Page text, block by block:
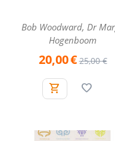
Bob Woodward, Dr
Hogenboom
20,00€ 25,00 €